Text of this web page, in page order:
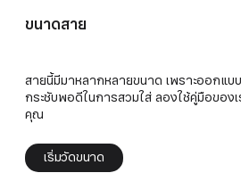
ขนาดสาย
สายนี้มีมาหลากหลายขนาด เพราะออกแบ
กระชับพอดีในการสวมใส่ ลองใช้คู่มือของ
คุณ
เริ่มวัดขนาด